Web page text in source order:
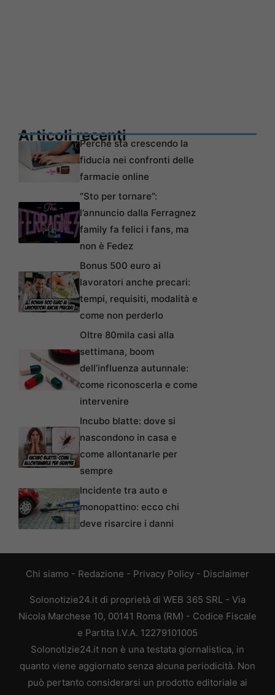
Articoli recentiPerché sta crescendo la
fiducia nei confronti delle
farmacie online
“Sto per tornare”:
l’annuncio dalla Ferragnez
family fa felici i fans, ma
non è Fedez
Bonus 500 euro ai
lavoratori anche precari:
tempi, requisiti, modalità e
come non perderlo
Oltre 80mila casi alla
settimana, boom
dell’influenza autunnale:
come riconoscerla e come
intervenire
Incubo blatte: dove si
nascondono in casa e
come allontanarle per
sempre
Incidente tra auto e
monopattino: ecco chi
deve risarcire i danni
Chi siamo - Redazione - Privacy Policy - Disclaimer
Solonotizie24.it di proprietà di WEB 365 SRL - Via
Nicola Marchese 10, 00141 Roma (RM) - Codice Fiscale
e Partita I.V.A. 12279101005
Solonotizie24.it non è una testata giornalistica, in
quanto viene aggiornato senza alcuna periodicità. Non
può pertanto considerarsi un prodotto editoriale ai